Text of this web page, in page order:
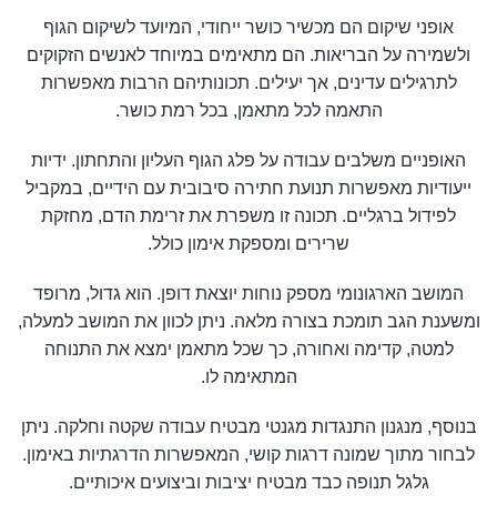
אופני שיקום הם מכשיר כושר ייחודי, המיועד לשיקום הגוף
ולשמירה על הבריאות. הם מתאימים במיוחד לאנשים הזקוקים
לתרגילים עדינים, אך יעילים. תכונותיהם הרבות מאפשרות
התאמה לכל מתאמן, בכל רמת כושר.
האופניים משלבים עבודה על פלג הגוף העליון והתחתון. ידיות
ייעודיות מאפשרות תנועת חתירה סיבובית עם הידיים, במקביל
לפידול ברגליים. תכונה זו משפרת את זרימת הדם, מחזקת
שרירים ומספקת אימון כולל.
המושב הארגונומי מספק נוחות יוצאת דופן. הוא גדול, מרופד
ומשענת הגב תומכת בצורה מלאה. ניתן לכוון את המושב למעלה,
למטה, קדימה ואחורה, כך שכל מתאמן ימצא את התנוחה
המתאימה לו.
בנוסף, מנגנון התנגדות מגנטי מבטיח עבודה שקטה וחלקה. ניתן
לבחור מתוך שמונה דרגות קושי, המאפשרות הדרגתיות באימון.
גלגל תנופה כבד מבטיח יציבות וביצועים איכותיים.